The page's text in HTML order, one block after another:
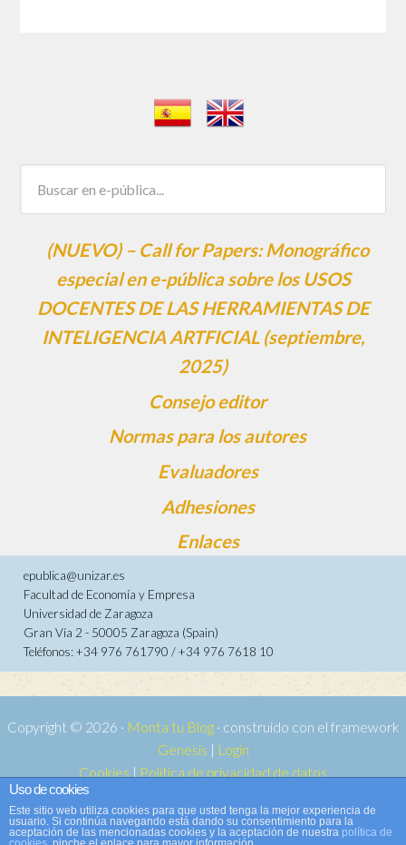
(NUEVO) – Call for Papers: Monográfico
especial en e-pública sobre los USOS
DOCENTES DE LAS HERRAMIENTAS DE
INTELIGENCIA ARTFICIAL (septiembre,
2025)
Consejo editor
Normas para los autores
Evaluadores
Adhesiones
Enlaces
epublica@unizar.es
Facultad de Economía y Empresa
Universidad de Zaragoza
Gran Vía 2 - 50005 Zaragoza (Spain)
Teléfonos: +34 976 761790 / +34 976 7618 10
Copyright © 2026 · Monta tu Blog· construido con el framework
Genesis | Login
Cookies | Política de privacidad de datos
Copyright © 2026 ·
WordPress·Acceder
Uso de cookies
Este sitio web utiliza cookies para que usted tenga la mejor experiencia de
usuario. Si continúa navegando está dando su consentimiento para la
aceptación de las mencionadas cookies y la aceptación de nuestra política de